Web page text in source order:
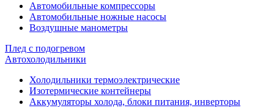
Автомобильные компрессоры
Автомобильные ножные насосы
Воздушные манометры
Плед с подогревом
Автохолодильники
Холодильники термоэлектрические
Изотермические контейнеры
Аккумуляторы холода, блоки питания, инверторы